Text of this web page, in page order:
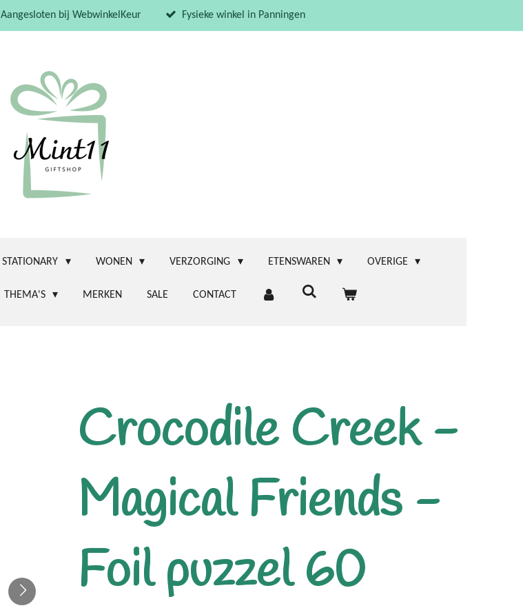
Aangesloten bij WebwinkelKeur Fysieke winkel in Panningen
STATIONARY WONEN VERZORGING ETENSWAREN OVERIGE
THEMA'S MERKEN SALE CONTACT
Crocodile Creek -
Magical Friends -
Foil puzzel 60